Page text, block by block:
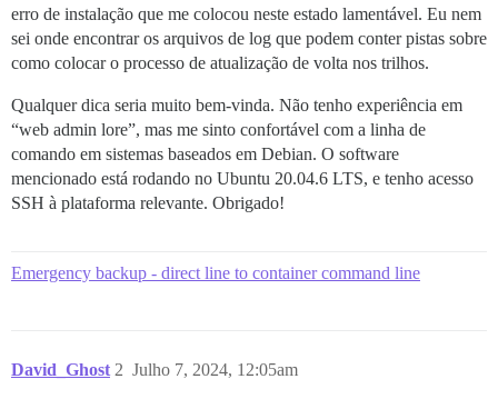
erro de instalação que me colocou neste estado lamentável. Eu nem
sei onde encontrar os arquivos de log que podem conter pistas sobre
como colocar o processo de atualização de volta nos trilhos.
Qualquer dica seria muito bem-vinda. Não tenho experiência em
“web admin lore”, mas me sinto confortável com a linha de
comando em sistemas baseados em Debian. O software
mencionado está rodando no Ubuntu 20.04.6 LTS, e tenho acesso
SSH à plataforma relevante. Obrigado!
Emergency backup - direct line to container command line
David_Ghost Julho 7, 2024, 12:05am
2